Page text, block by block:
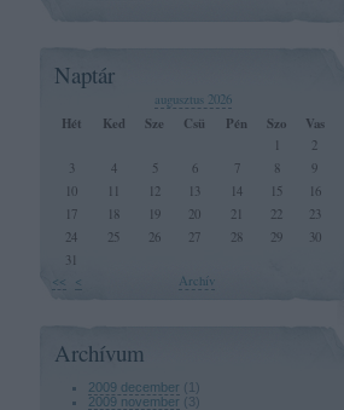
Naptár
augusztus 2026
Hét Ked Sze Csü Pén Szo Vas
<< < Archív
1
2
3
4 5 6 7 8
9
10
11 12 13 14 15
16
17
18 19 20 21 22
23
24
25 26 27 28 29
30
31
Archívum
2009 december ( 1 )
2009 november ( 3)